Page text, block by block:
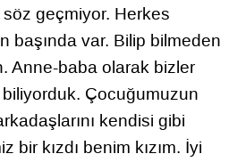
geçmiyor. Herkes
başında var. Bilip bilmeden
Anne-baba olarak bizler
biliyorduk. Çocuğumuzun
kendisi gibi
bir kızdı benim kızım. İyi